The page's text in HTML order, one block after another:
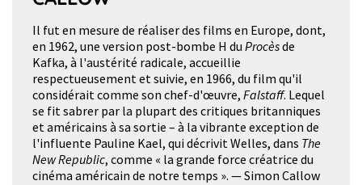
Il fut en mesure de réaliser des films en Europe, dont,
en 1962, une version post-bombe H du Procèsde
Kafka, à l'austérité radicale, accueillie
respectueusement et suivie, en 1966, du film qu'il
considérait comme son chef-d'œuvre, Falstaff. Lequel
se fit sabrer par la plupart des critiques britanniques
et américains à sa sortie – à la vibrante exception de
l'influente Pauline Kael, qui décrivit Welles, dans The
New Republic, comme « la grande force créatrice du
cinéma américain de notre temps ». — Simon Callow